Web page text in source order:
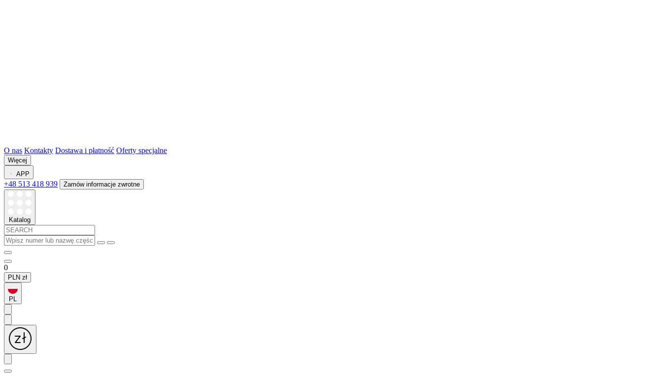
O nas Kontakty Dostawa i płatność Oferty specjalne
Więcej
APP
+48 513 418 939 Zamów informacje zwrotne
Katalog
0
PLN zł
PL